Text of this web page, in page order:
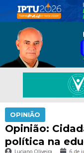
OPINIÃO
Opinião:
política na
Luciano Oliveira 6 de